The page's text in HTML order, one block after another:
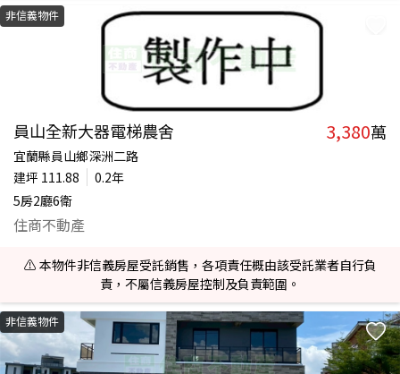
非信義物件
員山全新大器電梯農舍 3,380萬
宜蘭縣員山鄉深洲二路
建坪 111.88
0.2年
5房2廳6衛
住商不動產
⚠️ 本物件非信義房屋受託銷售，各項責任概由該受託業者自行負
責，不屬信義房屋控制及負責範圍。
非信義物件